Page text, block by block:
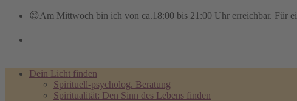
😊Am Mittwoch bin ich von ca.18:00 bis 21:00 Uhr erreichbar. Für
Dein Licht finden
Spirituell-psycholog. Beratung
Spiritualität: Den Sinn des Lebens finden